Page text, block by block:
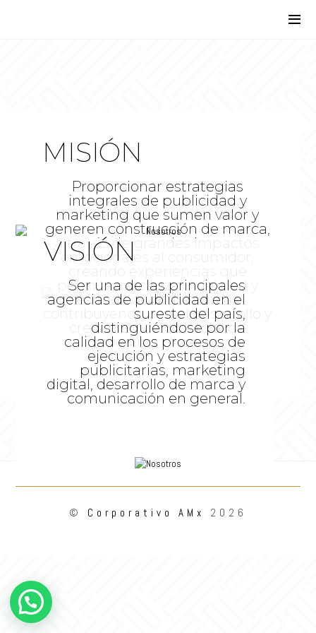
MISIÓN
Proporcionar estrategias
integrales de publicidad y
marketing que sumen valor y
generen construcción de marca,
a través de grandes impactos
emocionales al consumidor,
creando experiencias que
permitan alcanzar fidelidad y
lealtad hacia las marcas,
contribuyendo con el desarrollo y
crecimiento comercial de
nuestros clientes.
VISIÓN
Ser una de las principales
agencias de publicidad en el
sureste del país,
distinguiéndose por la
calidad en los procesos de
ejecución y estrategias
publicitarias, marketing
digital, desarrollo de marca y
comunicación en general.
© Corporativo AMx 2026